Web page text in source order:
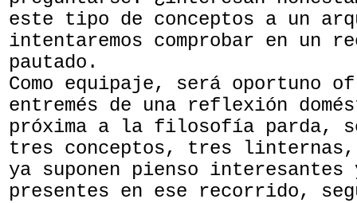
este tipo de conceptos a un
intentaremos comprobar en un
pautado.
Como equipaje, será oportuno
entremés de una reflexión
próxima a la filosofía parda,
tres conceptos, tres linternas,
ya suponen pienso interesantes
presentes en ese recorrido,